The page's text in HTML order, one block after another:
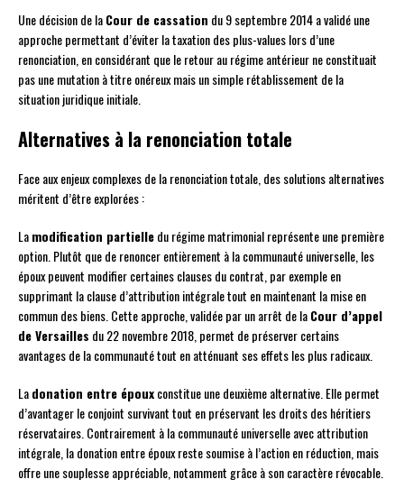
Une décision de laCour de cassation du 9 septembre 2014 a validé une
approche permettant d’éviter la taxation des plus-values lors d’une
renonciation, en considérant que le retour au régime antérieur ne constituait
pas une mutation à titre onéreux mais un simple rétablissement de la
situation juridique initiale.
Alternatives à la renonciation totale
Face aux enjeux complexes de la renonciation totale, des solutions alternatives
méritent d’être explorées :
Lamodification partielledu régime matrimonial représente une première
option. Plutôt que de renoncer entièrement à la communauté universelle, les
époux peuvent modifier certaines clauses du contrat, par exemple en
supprimant la clause d’attribution intégrale tout en maintenant la mise en
commun des biens. Cette approche, validée par un arrêt de laCour d’appel
de Versailles du 22 novembre 2018, permet de préserver certains
avantages de la communauté tout en atténuant ses effets les plus radicaux.
Ladonation entre épouxconstitue une deuxième alternative. Elle permet
d’avantager le conjoint survivant tout en préservant les droits des héritiers
réservataires. Contrairement à la communauté universelle avec attribution
intégrale, la donation entre époux reste soumise à l’action en réduction, mais
offre une souplesse appréciable, notamment grâce à son caractère révocable.